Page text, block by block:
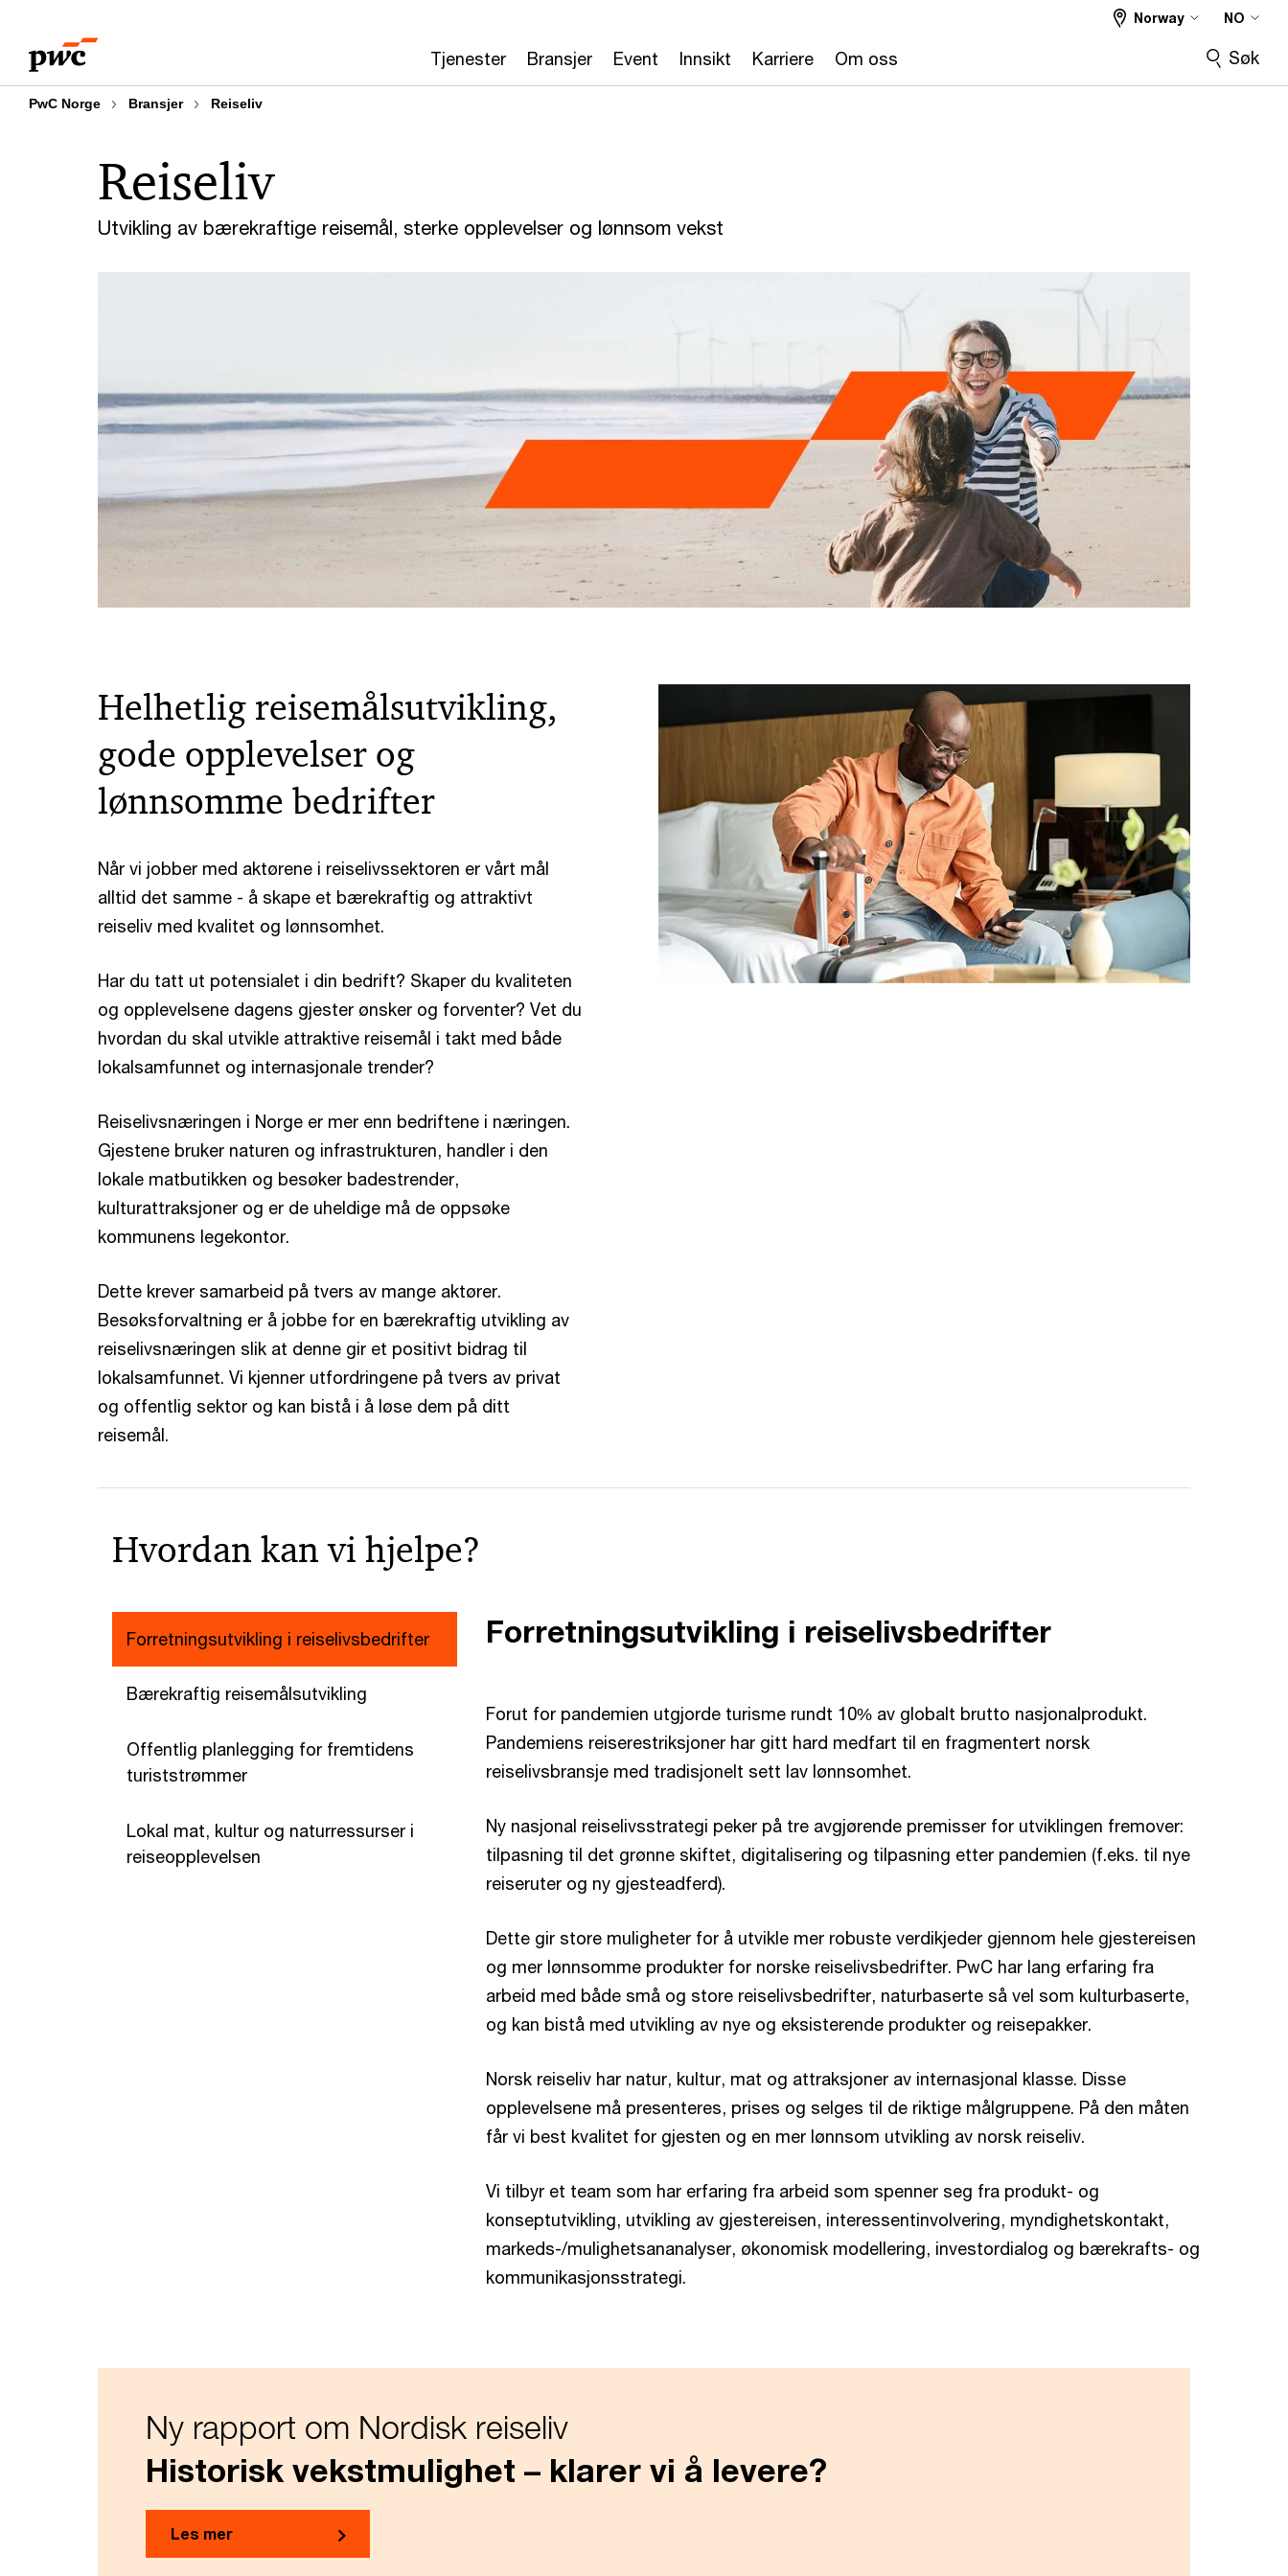
content
footer
Tjenester Bransjer Event Innsikt Karriere Om oss
Norway NO
Søk
PwC Norge Bransjer Reiseliv
Utvikling av bærekraftige reisemål, sterke opplevelser og lønnsom vekst
Reiseliv
Helhetlig reisemålsutvikling,
gode opplevelser og
lønnsomme bedrifter
Når vi jobber med aktørene i reiselivssektoren er vårt mål
alltid det samme - å skape et bærekraftig og attraktivt
reiseliv med kvalitet og lønnsomhet.
Har du tatt ut potensialet i din bedrift? Skaper du kvaliteten
og opplevelsene dagens gjester ønsker og forventer? Vet du
hvordan du skal utvikle attraktive reisemål i takt med både
lokalsamfunnet og internasjonale trender?
Reiselivsnæringen i Norge er mer enn bedriftene i næringen.
Gjestene bruker naturen og infrastrukturen, handler i den
lokale matbutikken og besøker badestrender,
kulturattraksjoner og er de uheldige må de oppsøke
kommunens legekontor.
Dette krever samarbeid på tvers av mange aktører.
Besøksforvaltning er å jobbe for en bærekraftig utvikling av
reiselivsnæringen slik at denne gir et positivt bidrag til
lokalsamfunnet. Vi kjenner utfordringene på tvers av privat
og offentlig sektor og kan bistå i å løse dem på ditt
reisemål.
Hvordan kan vi hjelpe?
Forretningsutvikling i reiselivsbedrifter
Bærekraftig reisemålsutvikling
Offentlig planlegging for fremtidens
turiststrømmer
Lokal mat, kultur og naturressurser i
reiseopplevelsen
Forretningsutvikling i reiselivsbedrifter
Forut for pandemien utgjorde turisme rundt 10% av globalt brutto nasjonalprodukt.
Pandemiens reiserestriksjoner har gitt hard medfart til en fragmentert norsk
reiselivsbransje med tradisjonelt sett lav lønnsomhet.
Ny nasjonal reiselivsstrategi peker på tre avgjørende premisser for utviklingen fremover:
tilpasning til det grønne skiftet, digitalisering og tilpasning etter pandemien (f.eks. til nye
reiseruter og ny gjesteadferd).
Dette gir store muligheter for å utvikle mer robuste verdikjeder gjennom hele gjestereisen
og mer lønnsomme produkter for norske reiselivsbedrifter. PwC har lang erfaring fra
arbeid med både små og store reiselivsbedrifter, naturbaserte så vel som kulturbaserte,
og kan bistå med utvikling av nye og eksisterende produkter og reisepakker.
Norsk reiseliv har natur, kultur, mat og attraksjoner av internasjonal klasse. Disse
opplevelsene må presenteres, prises og selges til de riktige målgruppene. På den måten
får vi best kvalitet for gjesten og en mer lønnsom utvikling av norsk reiseliv.
Vi tilbyr et team som har erfaring fra arbeid som spenner seg fra produkt- og
konseptutvikling, utvikling av gjestereisen, interessentinvolvering, myndighetskontakt,
markeds-/mulighetsananalyser, økonomisk modellering, investordialog og bærekrafts- og
kommunikasjonsstrategi.
Ny rapport om Nordisk reiseliv
Historisk vekstmulighet – klarer vi å levere?
Les mer